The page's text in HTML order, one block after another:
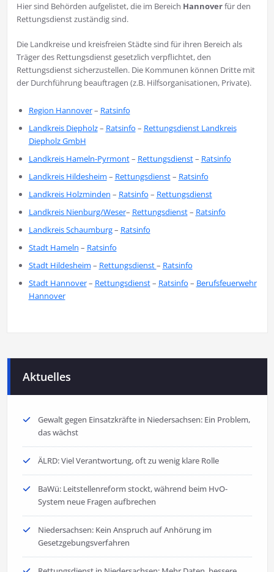
Hier sind Behörden aufgelistet, die im Bereich Hannoverfür den
Rettungsdienst zuständig sind.
Die Landkreise und kreisfreien Städte sind für ihren Bereich als
Träger des Rettungsdienst gesetzlich verpflichtet, den
Rettungsdienst sicherzustellen. Die Kommunen können Dritte mit
der Durchführung beauftragen (z.B. Hilfsorganisationen, Private).
Region Hannover– Ratsinfo
Landkreis Diepholz– Ratsinfo – Rettungsdienst Landkreis
Diepholz GmbH
Landkreis Hameln-Pyrmont– Rettungsdienst– Ratsinfo
Landkreis Hildesheim – Rettungsdienst– Ratsinfo
Landkreis Holzminden – Ratsinfo – Rettungsdienst
Landkreis Nienburg/Weser– Rettungsdienst– Ratsinfo
Landkreis Schaumburg– Ratsinfo
Stadt Hameln – Ratsinfo
Stadt Hildesheim – Rettungsdienst– Ratsinfo
Stadt Hannover– Rettungsdienst– Ratsinfo – Berufsfeuerwehr
Hannover
Aktuelles
Gewalt gegen Einsatzkräfte in Niedersachsen: Ein Problem,
das wächst
ÄLRD: Viel Verantwortung, oft zu wenig klare Rolle
BaWü: Leitstellenreform stockt, während beim HvO-
System neue Fragen aufbrechen
Niedersachsen: Kein Anspruch auf Anhörung im
Gesetzgebungsverfahren